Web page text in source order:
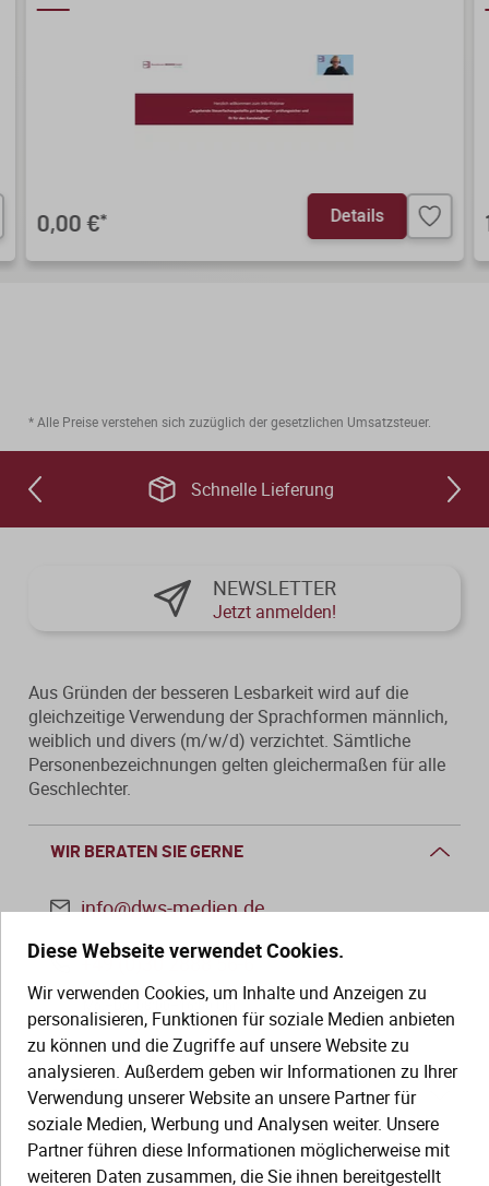
Diese Webseite verwendet Cookies.
Wir verwenden Cookies, um Inhalte und Anzeigen zu
personalisieren, Funktionen für soziale Medien anbieten
zu können und die Zugriffe auf unsere Website zu
analysieren. Außerdem geben wir Informationen zu Ihrer
Verwendung unserer Website an unsere Partner für
soziale Medien, Werbung und Analysen weiter. Unsere
Partner führen diese Informationen möglicherweise mit
weiteren Daten zusammen, die Sie ihnen bereitgestellt
0,00 €* Details
* Alle Preise verstehen sich zuzüglich der gesetzlichen Umsatzsteuer.
Schnelle Lieferung
WIR BERATEN SIE GERNE
info@dws-medien.de
+49 (0)30 2888 56-6
Mo.–Do. 08:00–16:00 Uhr
Fr. 08:00–13:30 Uhr
SERVICE
Hilfe (FAQ)
KAUF UND BESTELLUNG
NEWSLETTER
Jetzt anmelden!
Aus Gründen der besseren Lesbarkeit wird auf die
gleichzeitige Verwendung der Sprachformen männlich,
weiblich und divers (m/w/d) verzichtet. Sämtliche
Personenbezeichnungen gelten gleichermaßen für alle
Geschlechter.